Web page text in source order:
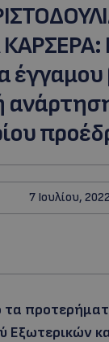
7 Ιουλίου, 2022
τα
Εξωτερικών